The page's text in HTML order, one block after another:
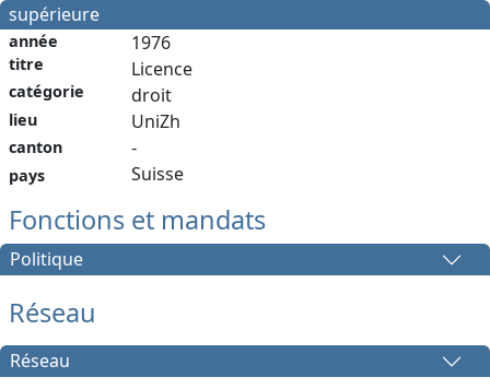
supérieure
année
titre
catégorie
lieu
canton
pays
1976
Licence
droit
UniZh
-
Suisse
Fonctions et mandats
Politique
Réseau
Réseau